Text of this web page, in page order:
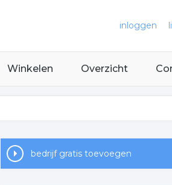
inloggen
Winkelen Overzicht
bedrijf gratis toevoegen